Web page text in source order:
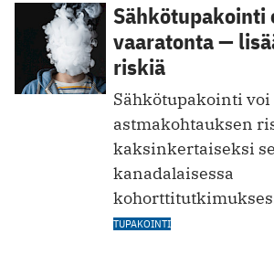
Sähkötupakointi
vaaratonta —
riskiä
Sähkötupakointi voi
astmakohtauksen
kaksinkertaiseksi
kanadalaisessa
TUPAKOINTI